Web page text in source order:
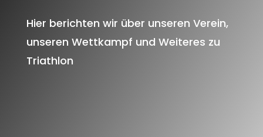
Hier berichten wir über unseren Verein,
unseren Wettkampf und Weiteres zu
Triathlon